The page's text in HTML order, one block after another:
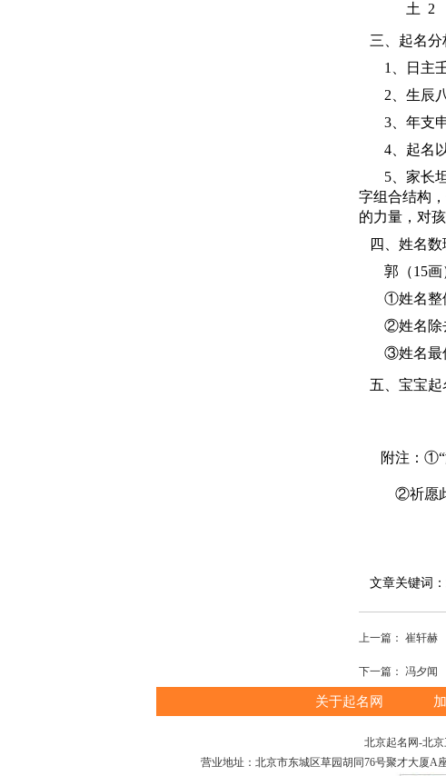
土 2
三、起名分
1、日主壬
2、生辰八
3、年支申
4、起名以
5、家长坦
字组合结构
的力量，对
四、姓名数
郭（15画
①姓名整体
②姓名除去
③姓名最佳
五、宝宝起
附注：①“
②祈愿此
文章关键词
上一篇： 崔轩赫
下一篇： 冯夕闻
关于起名网
北京起名网-北京
营业地址：北京市东城区草园胡同76号聚才大厦A